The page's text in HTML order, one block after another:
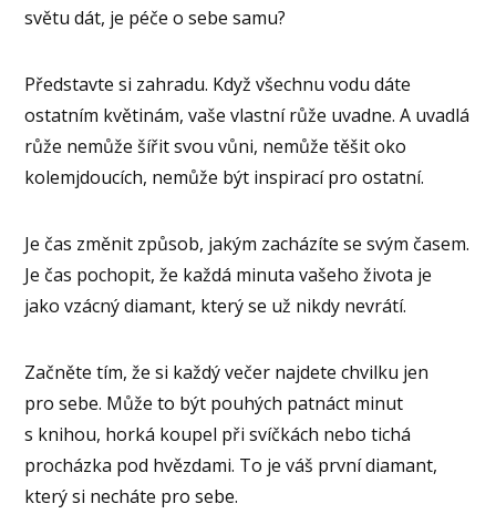
světu dát, je péče o sebe samu?
Představte si zahradu. Když všechnu vodu dáte
ostatním květinám, vaše vlastní růže uvadne. A uvadlá
růže nemůže šířit svou vůni, nemůže těšit oko
kolemjdoucích, nemůže být inspirací pro ostatní.
Je čas změnit způsob, jakým zacházíte se svým časem.
Je čas pochopit, že každá minuta vašeho života je
jako vzácný diamant, který se už nikdy nevrátí.
Začněte tím, že si každý večer najdete chvilku jen
pro sebe. Může to být pouhých patnáct minut
s knihou, horká koupel při svíčkách nebo tichá
procházka pod hvězdami. To je váš první diamant,
který si necháte pro sebe.